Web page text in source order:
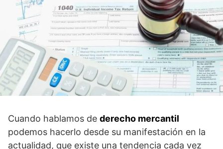
Cuando hablamos de derecho mercantil
podemos hacerlo desde su manifestación en la
actualidad, que existe una tendencia cada vez